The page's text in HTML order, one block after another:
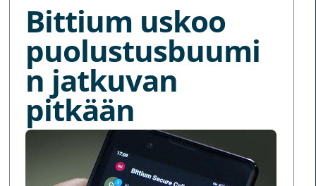
Bittium uskoo
puolustusbuumi
n jatkuvan
pitkään